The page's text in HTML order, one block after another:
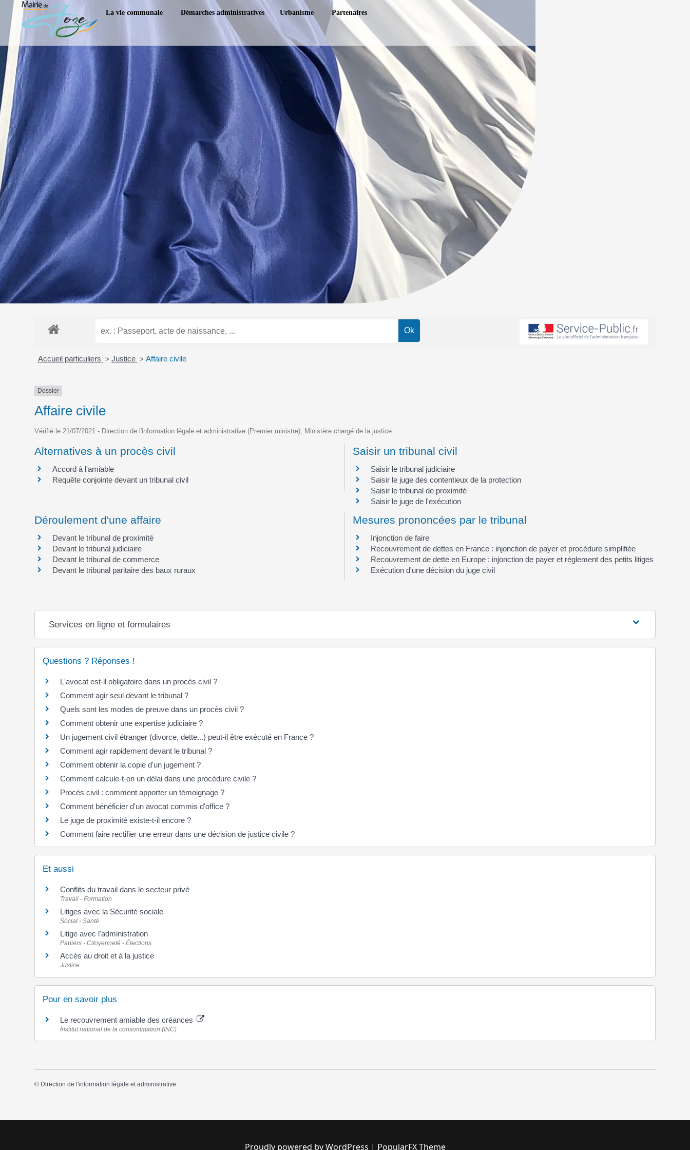
La vie communale Démarches administratives Urbanisme Partenaires
Accueil particuliers > Justice > Affaire civile
Dossier
Affaire civile
Vérifié le 21/07/2021 - Direction de l'information légale et administrative (Premier ministre), Ministère chargé de la justice
Alternatives à un procès civil
Accord à l'amiable
Requête conjointe devant un tribunal civil
Saisir un tribunal civil
Saisir le tribunal judiciaire
Saisir le juge des contentieux de la protection
Saisir le tribunal de proximité
Saisir le juge de l'exécution
Déroulement d'une affaire
Devant le tribunal de proximité
Devant le tribunal judiciaire
Devant le tribunal de commerce
Devant le tribunal paritaire des baux ruraux
Mesures prononcées par le tribunal
Injonction de faire
Recouvrement de dettes en France : injonction de payer et procédure simplifiée
Recouvrement de dette en Europe : injonction de payer et règlement des petits litiges
Exécution d'une décision du juge civil
Services en ligne et formulaires
Questions ? Réponses !
L'avocat est-il obligatoire dans un procès civil ?
Comment agir seul devant le tribunal ?
Quels sont les modes de preuve dans un procès civil ?
Comment obtenir une expertise judiciaire ?
Un jugement civil étranger (divorce, dette...) peut-il être exécuté en France ?
Comment agir rapidement devant le tribunal ?
Comment obtenir la copie d'un jugement ?
Comment calcule-t-on un délai dans une procédure civile ?
Procès civil : comment apporter un témoignage ?
Comment bénéficier d'un avocat commis d'office ?
Le juge de proximité existe-t-il encore ?
Comment faire rectifier une erreur dans une décision de justice civile ?
Et aussi
Conflits du travail dans le secteur privé
Travail - Formation
Litiges avec la Sécurité sociale
Social - Santé
Litige avec l'administration
Papiers - Citoyenneté - Élections
Accès au droit et à la justice
Justice
Pour en savoir plus
Le recouvrement amiable des créances
Institut national de la consommation (INC)
© Direction de l'information légale et administrative
Proudly powered by WordPress | PopularFX Theme